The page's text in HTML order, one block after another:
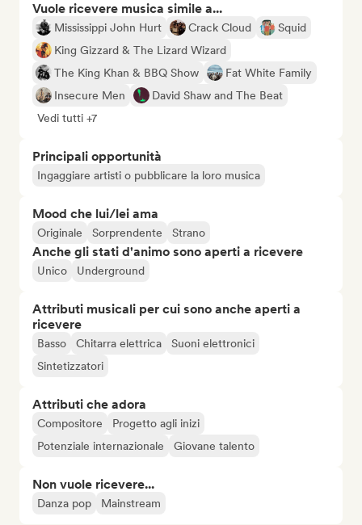
Vuole ricevere musica simile a...
Mississippi John Hurt Crack Cloud
Squid
King Gizzard & The Lizard Wizard
The King Khan & BBQ Show
Fat White Family
Insecure Men
David Shaw and The Beat
Vedi tutti +7
Principali opportunità
Ingaggiare artisti o pubblicare la loro musica
Mood che lui/lei ama
Originale Sorprendente Strano
Anche gli stati d'animo sono aperti a ricevere
Unico Underground
Attributi musicali per cui sono anche aperti a
ricevere
Basso Chitarra elettrica
Suoni elettronici
Sintetizzatori
Attributi che adora
Compositore
Progetto agli inizi
Potenziale internazionale
Giovane talento
Non vuole ricevere...
Danza pop Mainstream